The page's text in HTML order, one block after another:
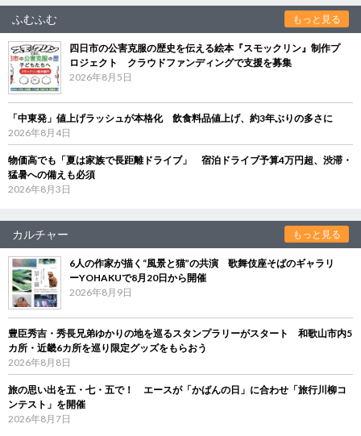
ふむふむ もっと見る
四日市の公害克服の歴史を伝える絵本『スモックリン』制作プ
ロジェクト クラウドファンディングで支援を募集
2026年8月5日
「中東発」値上げラッシュが本格化 飲食料品値上げ、約3年ぶりの多さに
2026年8月4日
物価高でも「夏は家族で長距離ドライブ」 宿泊ドライブ予算4万円超、渋滞・
猛暑への備えも必須
2026年8月3日
カルチャー もっと見る
6人の作家が描く“風景と猫”の共演 歌舞伎座そばのギャラリ
ーYOHAKUで8月20日から開催
2026年8月9日
豊臣秀吉・秀長兄弟ゆかりの地を巡るスタンプラリーがスタート 和歌山市内5
カ所・近畿6カ所を巡り限定グッズをもらおう
2026年8月8日
旅の思い出を五・七・五で！ エースが「かばんの日」に合わせ「旅行川柳コ
ンテスト」を開催
2026年8月7日